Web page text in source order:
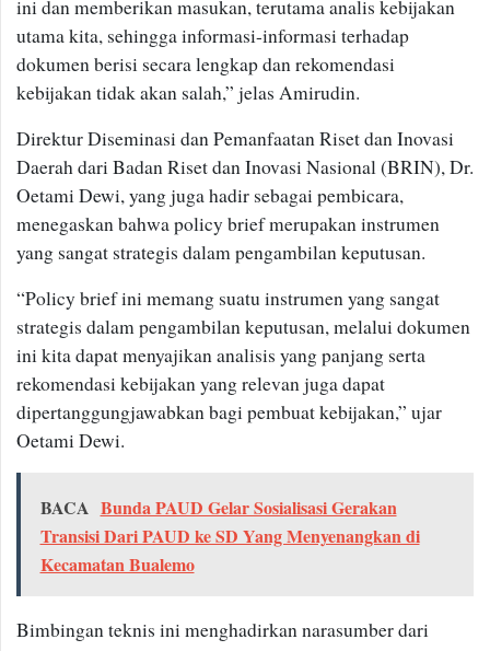
ini dan memberikan masukan, terutama analis kebijakan
utama kita, sehingga informasi-informasi terhadap
dokumen berisi secara lengkap dan rekomendasi
kebijakan tidak akan salah,” jelas Amirudin.
Direktur Diseminasi dan Pemanfaatan Riset dan Inovasi
Daerah dari Badan Riset dan Inovasi Nasional (BRIN), Dr.
Oetami Dewi, yang juga hadir sebagai pembicara,
menegaskan bahwa policy brief merupakan instrumen
yang sangat strategis dalam pengambilan keputusan.
“Policy brief ini memang suatu instrumen yang sangat
strategis dalam pengambilan keputusan, melalui dokumen
ini kita dapat menyajikan analisis yang panjang serta
rekomendasi kebijakan yang relevan juga dapat
dipertanggungjawabkan bagi pembuat kebijakan,” ujar
Oetami Dewi.
BACA Bunda PAUD Gelar Sosialisasi Gerakan
Transisi Dari PAUD ke SD Yang Menyenangkan di
Kecamatan Bualemo
Bimbingan teknis ini menghadirkan narasumber dari